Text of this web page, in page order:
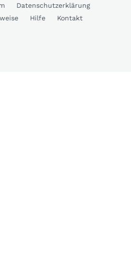
Datenschutzerklärung
Hilfe Kontakt